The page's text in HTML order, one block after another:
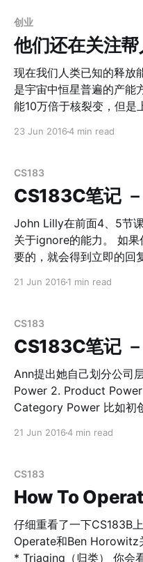
肯定和扩张有关。那什么
谓的Ready呢？不管是
在创建产品开始第一件事
Market-Fit）。找到那一
并且找到一个可以被扩展
好的方法是降低你的burn
扩张，并且更快速的使用资本。 回想起来，之
国际产品一直维持着很小
错，并且在较早的时候找
创业
他们还在关注
现在我们人类已知的释放
是宇宙中恒星普遍的产能
能10万倍于核裂变，但是
下： 国际热核聚变实验堆（ITER）计划 这个计划1985年
提出，最新消息是2031年
有7个参与组织：欧盟，
国，印度。ITER使命是
可以不造成负面影响。目
环
用磁约束来实现磁约束聚变的环性容
能的实现方式，
23 Jun 20164 min read
CS183
CS183C笔记
John Lilly在前面4、5节
关于ignore的能力。 如果你给Reid发邮件，在他看来是重
要的，就会得到立即的回
成，最后什么都完成不好。 创业的另一个角度其实就是资
源的调配。我们需要在有
花在什么上面，同样也要
这里面有大量的机会成本
Reid Hoffman和其他成功
色的ignore的能力，他非
些你认为重要紧急以及重
忽略。 很不幸的是，我们绝大部分人都不擅长这点。我们
会选择做重要紧
21 Jun 2016 1 min read
CS183
CS183C笔记
Ann提出她自己划分公司层级的方
Power 2. Product Power 3. Company Power 4.
Category Power 比如初创公司需要找到Propriety
Reid开的这堂课的分类有
阶段： 他们都提到了每个阶段都有他们自己的特点和需要
关注的东西，以及如何在
如大家都提到，关于团队
Village，或者Company
注反而适得其反。 又比如在Ann提到，Propriety Power
21 Jun 20164 min read
CS183
How To
仔细重看了一下CS183B
Operate和Ben Horowitz
* Triaging（归类） 你会看到有些事情很紧急，有些事情